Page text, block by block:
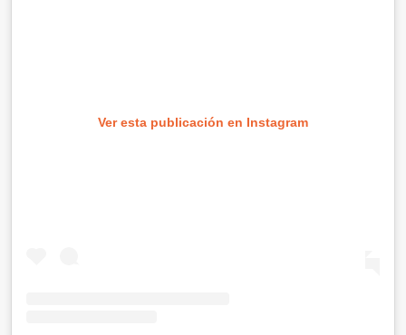
Ver esta publicación en Instagram